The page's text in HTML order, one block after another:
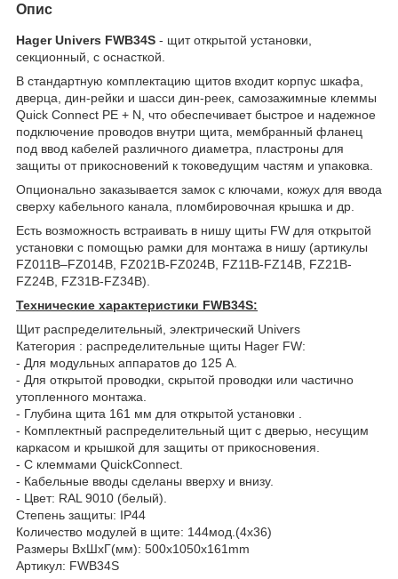
Опис
Hager Univers FWB34S - щит открытой установки,
секционный, с оснасткой.
В стандартную комплектацию щитов входит корпус шкафа,
дверца, дин-рейки и шасси дин-реек, самозажимные клеммы
Quick Connect PE + N, что обеспечивает быстрое и надежное
подключение проводов внутри щита, мембранный фланец
под ввод кабелей различного диаметра, пластроны для
защиты от прикосновений к токоведущим частям и упаковка.
Опционально заказывается замок с ключами, кожух для ввода
сверху кабельного канала, пломбировочная крышка и др.
Есть возможность встраивать в нишу щиты FW для открытой
установки с помощью рамки для монтажа в нишу (артикулы
FZ011B–FZ014B, FZ021B-FZ024B, FZ11B-FZ14B, FZ21B-
FZ24B, FZ31B-FZ34B).
Технические характеристики FWB34S:
Щит распределительный, электрический Univers
Категория : распределительные щиты Hager FW:
- Для модульных аппаратов до 125 А.
- Для открытой проводки, скрытой проводки или частично
утопленного монтажа.
- Глубина щита 161 мм для открытой установки .
- Комплектный распределительный щит с дверью, несущим
каркасом и крышкой для защиты от прикосновения.
- С клеммами QuickConnect.
- Кабельные вводы сделаны вверху и внизу.
- Цвет: RAL 9010 (белый).
Степень защиты: IP44
Количество модулей в щите: 144мод.(4x36)
Размеры ВхШхГ(мм): 500x1050x161mm
Артикул: FWB34S